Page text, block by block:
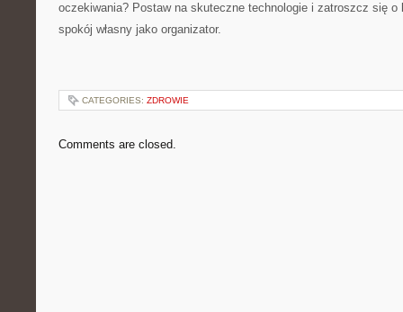
oczekiwania? Postaw na skuteczne technologie i zatroszcz się
spokój własny jako organizator.
CATEGORIES: ZDROWIE
Comments are closed.